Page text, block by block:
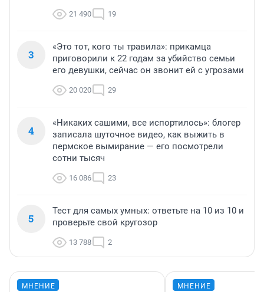
21 490 19
3
«Это тот, кого ты травила»: прикамца
приговорили к 22 годам за убийство семьи
его девушки, сейчас он звонит ей с угрозами
20 020 29
4
«Никаких сашими, все испортилось»: блогер
записала шуточное видео, как выжить в
пермское вымирание — его посмотрели
сотни тысяч
16 086 23
5
Тест для самых умных: ответьте на 10 из 10 и
проверьте свой кругозор
13 788 2
МНЕНИЕ МНЕНИЕ